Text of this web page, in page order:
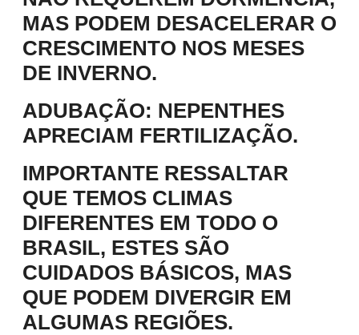
MAS PODEM DESACELERAR O
CRESCIMENTO NOS MESES
DE INVERNO.
ADUBAÇÃO: NEPENTHES
APRECIAM FERTILIZAÇÃO.
IMPORTANTE RESSALTAR
QUE TEMOS CLIMAS
DIFERENTES EM TODO O
BRASIL, ESTES SÃO
CUIDADOS BÁSICOS, MAS
QUE PODEM DIVERGIR EM
ALGUMAS REGIÕES.